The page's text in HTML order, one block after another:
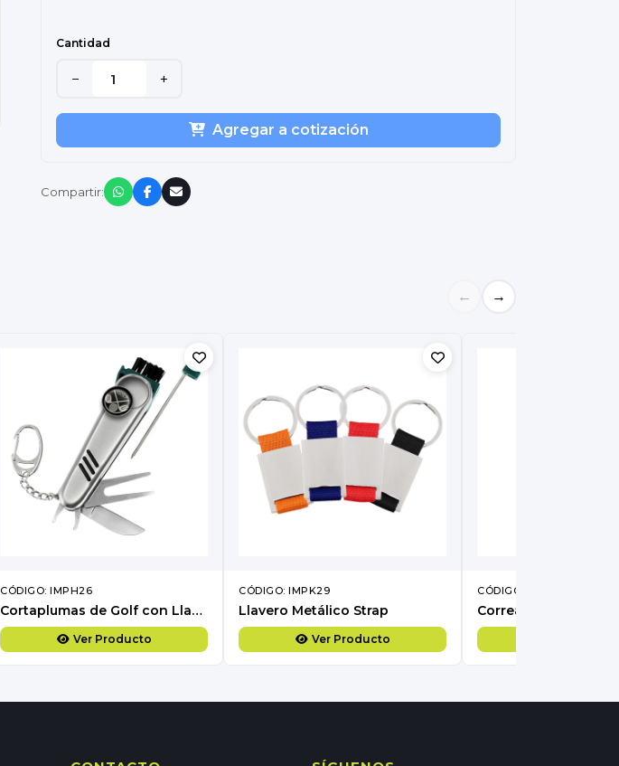
Cantidad
− +
Agregar a cotización
Compartir:
← →
CÓDIGO: IMPH26
Cortaplumas de Golf con Llavero
Ver Producto
CÓDIGO: IMPK29
Llavero Metálico Strap
Ver Producto
CÓDIGO: IMZ387
Correa para celular